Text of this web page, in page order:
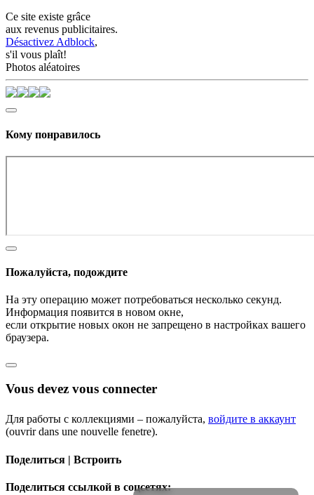
Ce site existe grâce
aux revenus publicitaires.
Désactivez Adblock,
s'il vous plaît!
Photos aléatoires
Кому понравилось
Пожалуйста, подождите
На эту операцию может потребоваться несколько секунд.
Информация появится в новом окне,
если открытие новых окон не запрещено в настройках вашего
браузера.
Vous devez vous connecter
Для работы с коллекциями – пожалуйста, войдите в аккаунт
(ouvrir dans une nouvelle fenetre).
Поделиться | Встроить
Поделиться ссылкой в соцсетях: